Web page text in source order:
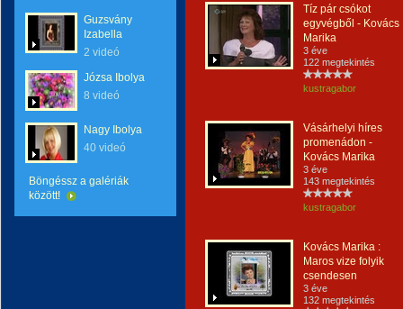
Guzsvány
Izabella
2 videó
Józsa Ibolya
8 videó
Nagy Ibolya
40 videó
Böngéssz a galériák
között!
Tíz pár csókot
egyvégből - Kovács
Marika
3 éve
122 megtekintés
kustragabor
Vásárhelyi híres
promenádon -
Kovács Marika
3 éve
143 megtekintés
kustragabor
Kovács Marika :
Maros vize folyik
csendesen
3 éve
132 megtekintés